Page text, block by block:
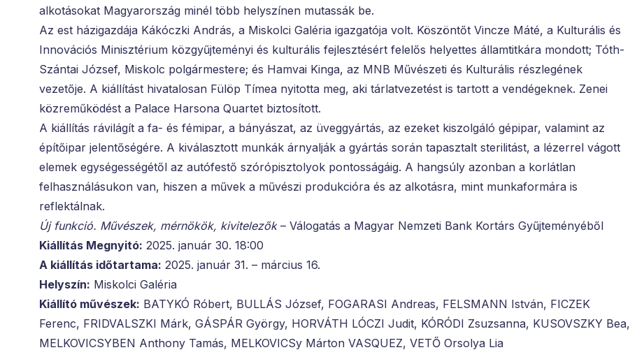
alkotásokat Magyarország minél több helyszínen mutassák be.
Az est házigazdája Kákóczki András, a Miskolci Galéria igazgatója volt. Köszöntőt Vincze Máté, a Kulturális és
Innovációs Minisztérium közgyűjteményi és kulturális fejlesztésért felelős helyettes államtitkára mondott; Tóth-
Szántai József, Miskolc polgármestere; és Hamvai Kinga, az MNB Művészeti és Kulturális részlegének
vezetője. A kiállítást hivatalosan Fülöp Tímea nyitotta meg, aki tárlatvezetést is tartott a vendégeknek. Zenei
közreműködést a Palace Harsona Quartet biztosított.
A kiállítás rávilágít a fa- és fémipar, a bányászat, az üveggyártás, az ezeket kiszolgáló gépipar, valamint az
építőipar jelentőségére. A kiválasztott munkák árnyalják a gyártás során tapasztalt sterilitást, a lézerrel vágott
elemek egységességétől az autófestő szórópisztolyok pontosságáig. A hangsúly azonban a korlátlan
felhasználásukon van, hiszen a művek a művészi produkcióra és az alkotásra, mint munkaformára is
reflektálnak.
Új funkció. Művészek, mérnökök, kivitelezők – Válogatás a Magyar Nemzeti Bank Kortárs Gyűjteményéből
Kiállítás Megnyitó: 2025. január 30. 18:00
A kiállítás időtartama: 2025. január 31. – március 16.
Helyszín: Miskolci Galéria
Kiállító művészek: BATYKÓ Róbert, BULLÁS József, FOGARASI Andreas, FELSMANN István, FICZEK
Ferenc, FRIDVALSZKI Márk, GÁSPÁR György, HORVÁTH LÓCZI Judit, KÓRÓDI Zsuzsanna, KUSOVSZKY Bea,
MELKOVICSYBEN Anthony Tamás, MELKOVICSy Márton VASQUEZ, VETŐ Orsolya Lia